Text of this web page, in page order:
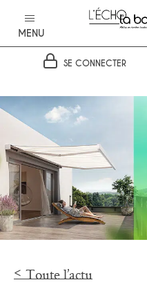
MENU
SE CONNECTER
Toute l’actu